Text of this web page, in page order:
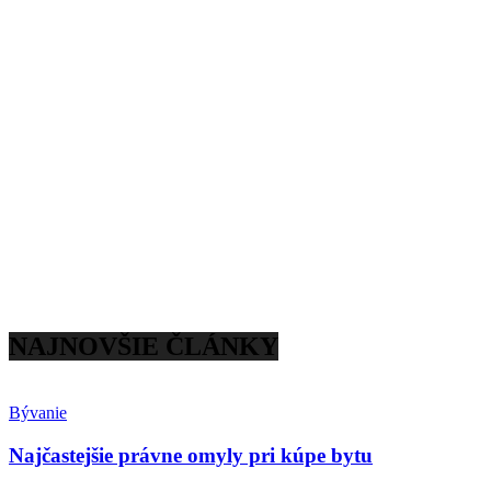
NAJNOVŠIE ČLÁNKY
Bývanie
Najčastejšie právne omyly pri kúpe bytu